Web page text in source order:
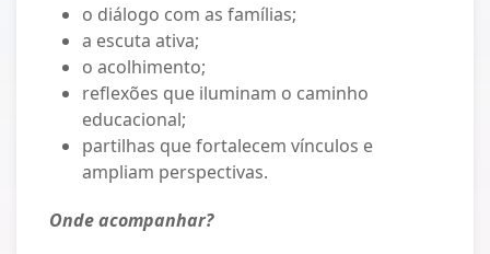
o diálogo com as famílias;
a escuta ativa;
o acolhimento;
reflexões que iluminam o caminho
educacional;
partilhas que fortalecem vínculos e
ampliam perspectivas.
Onde acompanhar?